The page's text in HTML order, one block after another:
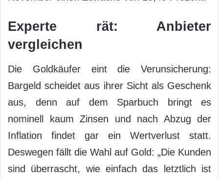
Experte rät: Anbieter
vergleichen
Die Goldkäufer eint die Verunsicherung:
Bargeld scheidet aus ihrer Sicht als Geschenk
aus, denn auf dem Sparbuch bringt es
nominell kaum Zinsen und nach Abzug der
Inflation findet gar ein Wertverlust statt.
Deswegen fällt die Wahl auf Gold: „Die Kunden
sind überrascht, wie einfach das letztlich ist